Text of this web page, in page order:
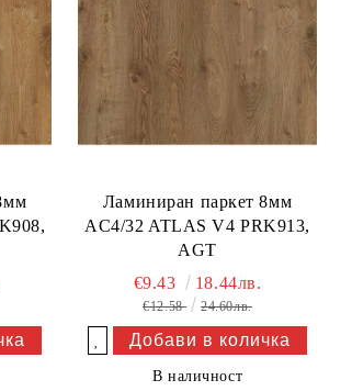
Ламиниран паркет 8мм
AC4/32 ATLAS V4 PRK913,
AGT
€9.43 18.44лв.
€12.58 24.60лв.
В наличност